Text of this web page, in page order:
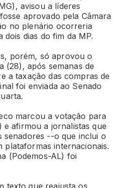
avisou a líderes
aprovado pela Câmara
no plenário ocorreria
dias do fim da MP.
porém, só aprovou o
(28), após semanas de
a taxação das compras de
foi enviada ao Senado
marcou a votação para
afirmou a jornalistas que
senadores --o que inclui o
plataformas internacionais.
(Podemos-AL) foi
texto que reajusta os